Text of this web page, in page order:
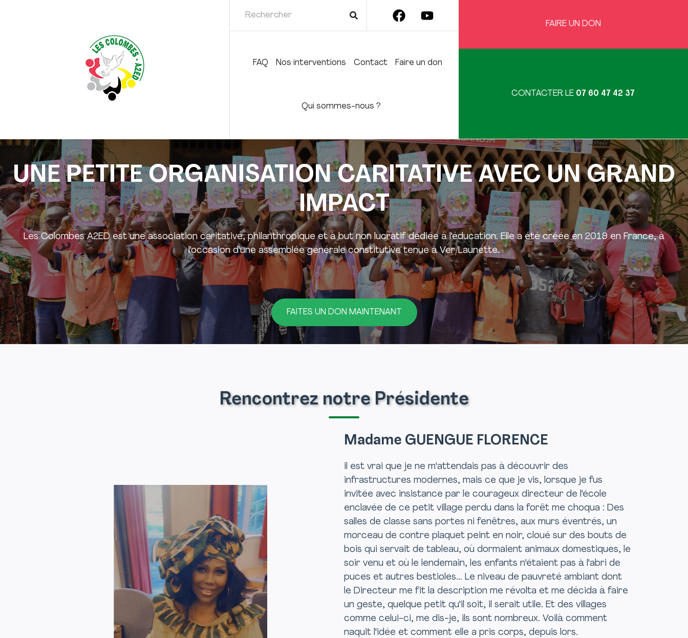
FAQ Nos interventions Contact Faire un don
Qui sommes-nous ?
FAIRE UN DON
CONTACTER LE 07 60 47 42 37
UNE PETITE ORGANISATION CARITATIVE AVEC UN GRAND
IMPACT
Les Colombes A2ED est une association caritative, philanthropique et à but non lucratif dédiée à l'éducation. Elle a été créée en 2019 en France, à
l'occasion d'une assemblée générale constitutive tenue à Ver/Launette.
FAITES UN DON MAINTENANT
Rencontrez notre Présidente
Madame GUENGUE FLORENCE
il est vrai que je ne m'attendais pas à découvrir des
infrastructures modernes, mais ce que je vis, lorsque je fus
invitée avec insistance par le courageux directeur de l'école
enclavée de ce petit village perdu dans la forêt me choqua : Des
salles de classe sans portes ni fenêtres, aux murs éventrés, un
morceau de contre plaquet peint en noir, cloué sur des bouts de
bois qui servait de tableau, où dormaient animaux domestiques, le
soir venu et où le lendemain, les enfants n'étaient pas à l'abri de
puces et autres bestioles... Le niveau de pauvreté ambiant dont
le Directeur me fit la description me révolta et me décida à faire
un geste, quelque petit qu'il soit, il serait utile. Et des villages
comme celui-ci, me dis-je, ils sont nombreux. Voilà comment
naquit l'idée et comment elle a pris corps, depuis lors.